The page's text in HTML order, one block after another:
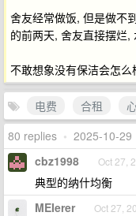
舍友经常做饭, 但是做不
的前两天, 舍友直接摆烂,
不敢想象没有保洁会怎么
电费 合租
80 replies • 2025-10-29
cbz1998 Oct 27,
典型的纳什均衡
MEIerer Oct 27,